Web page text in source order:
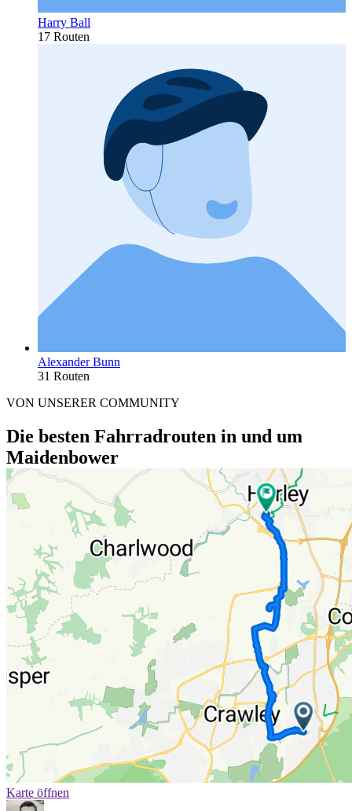
Harry Ball
17 Routen
Alexander Bunn
31 Routen
VON UNSERER COMMUNITY
Die besten Fahrradrouten in und um
Maidenbower
Karte öffnen